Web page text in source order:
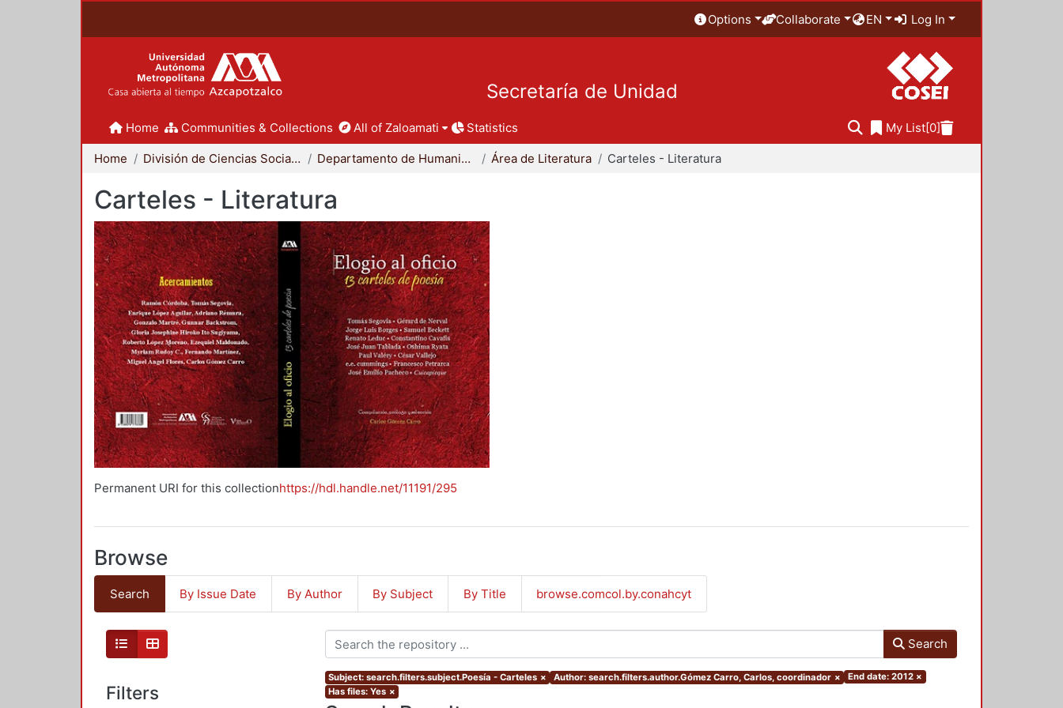
Options Collaborate EN Log In
Secretaría de Unidad
Home Communities & Collections All of Zaloamati Statistics My List[0]
Home División de Ciencias Sociales y Humanidades Departamento de Humanidades Área de Literatura Carteles - Literatura
Carteles - Literatura
Permanent URI for this collectionhttps://hdl.handle.net/11191/295
Browse
Search By Issue Date By Author By Subject By Title browse.comcol.by.conahcyt
Filters
Search
Subject: search.filters.subject.Poesía - Carteles × Author: search.filters.author.Gómez Carro, Carlos, coordinador × End date: 2012 ×
Has files: Yes ×